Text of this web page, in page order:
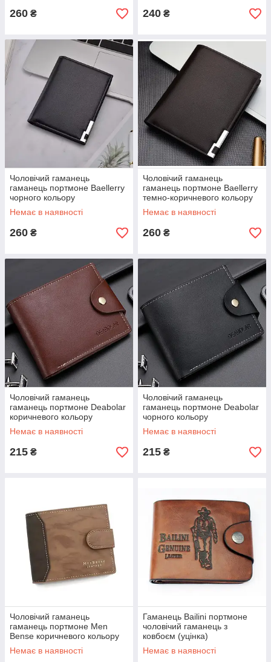
260 ₴ 240 ₴
Чоловічий гаманець
гаманець портмоне Baellerry
чорного кольору
Немає в наявності
260 ₴
Чоловічий гаманець
гаманець портмоне Baellerry
темно-коричневого кольору
Немає в наявності
260 ₴
Чоловічий гаманець
гаманець портмоне Deabolar
коричневого кольору
Немає в наявності
215 ₴
Чоловічий гаманець
гаманець портмоне Deabolar
чорного кольору
Немає в наявності
215 ₴
Чоловічий гаманець
гаманець портмоне Men
Bense коричневого кольору
Немає в наявності
Гаманець Bailini портмоне
чоловічий гаманець з
ковбоєм (уцінка)
Немає в наявності